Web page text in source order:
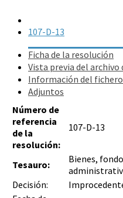
107-D-13
Ficha de la resolución
Vista previa del archivo
Información del
Adjuntos
Número de
referencia
de la
resolución:
107-D-13
Tesauro:
Bienes,
Decisión: